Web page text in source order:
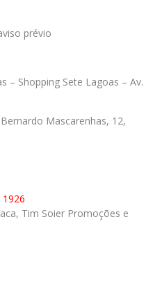
prévio
– Shopping Sete Lagoas – Av.
Mascarenhas, 12,
1926
Tim Soier Promoções e